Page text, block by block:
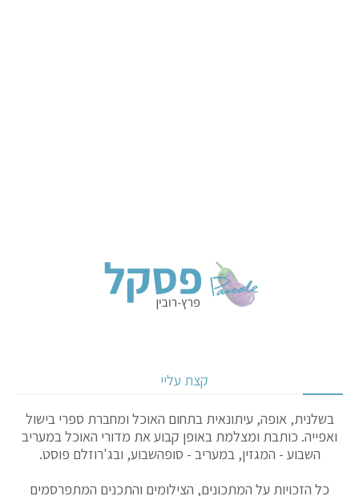
קצת עליי
בשלנית, אופה, עיתונאית בתחום האוכל ומחברת ספרי בישול
ואפייה. כותבת ומצלמת באופן קבוע את מדורי האוכל במעריב
השבוע - המגזין, במעריב - סופהשבוע, ובג'רוזלם פוסט.
כל הזכויות על המתכונים, הצילומים והתכנים המתפרסמים